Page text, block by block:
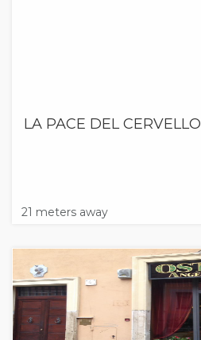
LA PACE DEL CERVELLO
21 meters away